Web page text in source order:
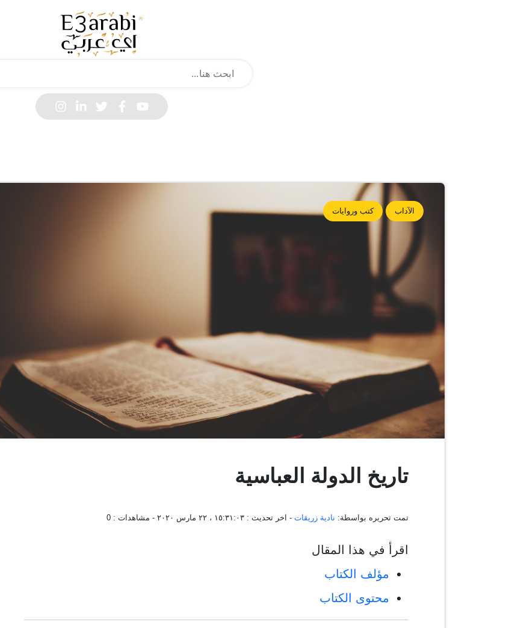
الآداب كتب وروايات
تاريخ الدولة العباسية
تمت تحريره بواسطة: نادية زريقات - اخر تحديث : ١٥:٣١:٠٣ ، ٢٢ مارس ٢٠٢٠ - مشاهدات : 0
اقرأ في هذا المقال
مؤلف الكتاب
محتوى الكتاب